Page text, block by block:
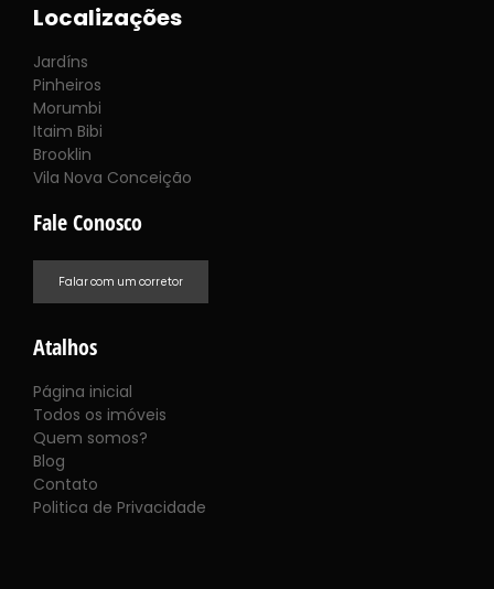
Localizações
Jardíns
Pinheiros
Morumbi
Itaim Bibi
Brooklin
Vila Nova Conceição
Fale Conosco
Falar com um corretor
Atalhos
Página inicial
Todos os imóveis
Quem somos?
Blog
Contato
Politica de Privacidade